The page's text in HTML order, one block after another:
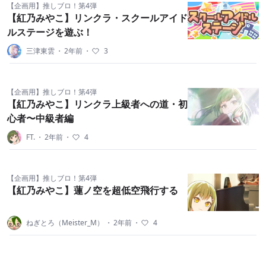
【企画用】推しブロ！第4弾
【紅乃みやこ】リンクラ・スクールアイド
ルステージを遊ぶ！
三津東雲 ・ 2年前 ・ 3
【企画用】推しブロ！第4弾
【紅乃みやこ】リンクラ上級者への道・初
心者〜中級者編
FT. ・ 2年前 ・ 4
【企画用】推しブロ！第4弾
【紅乃みやこ】蓮ノ空を超低空飛行する
ねぎとろ（Meister_M） ・ 2年前 ・ 4